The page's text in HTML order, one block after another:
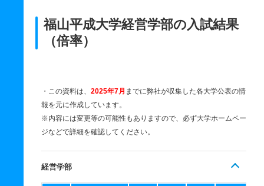
福山平成大学経営学部の入試結果
（倍率）
・この資料は、 2025年7月 までに弊社が収集した各大学公表の情
報を元に作成しています。
※内容には変更等の可能性もありますので、必ず大学ホームペー
ジなどで詳細を確認してください。
経営学部